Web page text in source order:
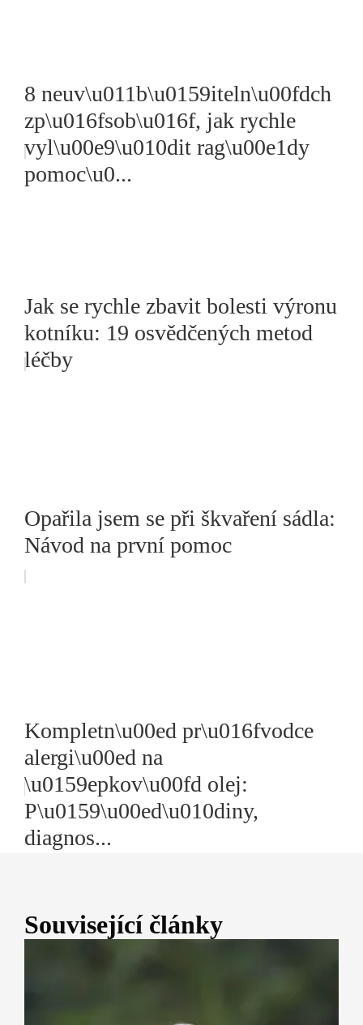
8 neuv\u011b\u0159iteln\u00fdch
zp\u016fsob\u016f, jak rychle
vyl\u00e9\u010dit rag\u00e1dy
pomoc\u0...
Jak se rychle zbavit bolesti výronu
kotníku: 19 osvědčených metod
léčby
Opařila jsem se při škvaření sádla:
Návod na první pomoc
Kompletn\u00ed pr\u016fvodce
alergi\u00ed na
\u0159epkov\u00fd olej:
P\u0159\u00ed\u010diny,
diagnos...
Související články